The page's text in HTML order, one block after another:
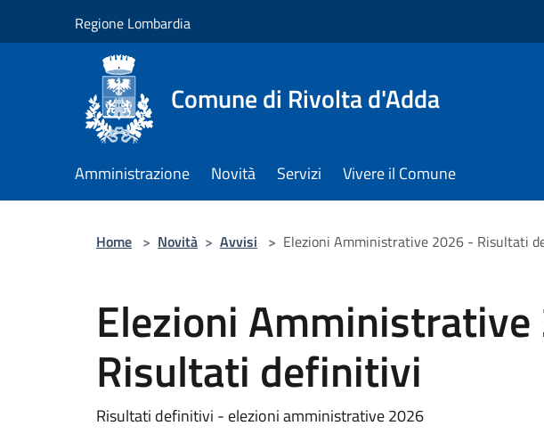
Regione Lombardia
Comune di Rivolta d'Adda
Amministrazione Novità Servizi Vivere il Comune
Home > Novità > Avvisi > Elezioni Amministrative 2026 - Risultati
Elezioni
Risultati definitivi
Risultati definitivi - elezioni amministrative 2026